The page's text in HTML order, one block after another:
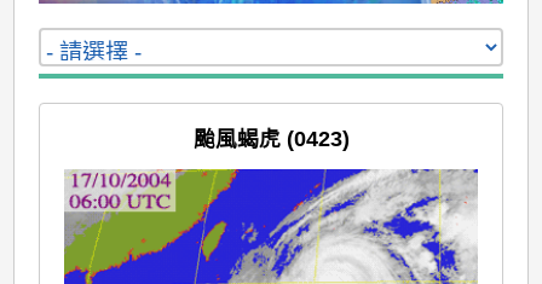
颱風蝎虎 (0423)